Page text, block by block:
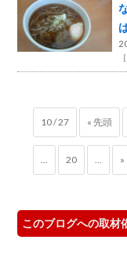
［
10 / 27 « 先頭
20 »
このブログへの取材